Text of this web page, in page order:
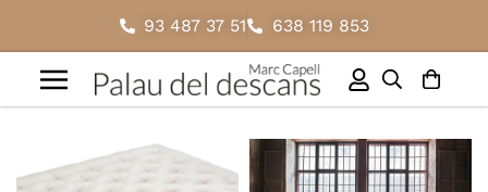
93 487 37 51 638 119 853